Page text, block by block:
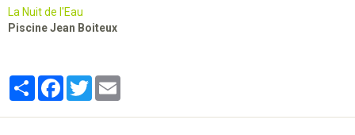
Inscriptions et tarifs
La Nuit de l'Eau
Piscine Jean Boiteux
PartagerFacebook
Twitter